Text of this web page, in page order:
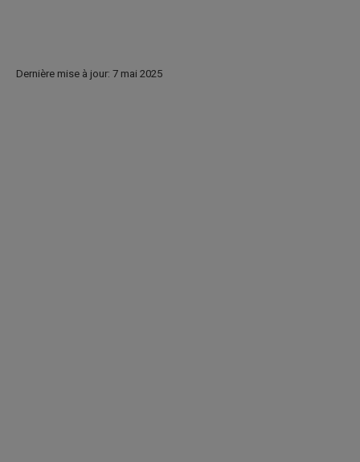
Dernière mise à jour: 7 mai 2025